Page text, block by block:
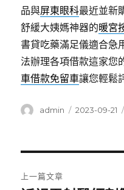
品與屏東眼科最近並新
舒緩大姨媽神器的暖宮
書貸吃藥滿足儀適合急
法辦理各項借款這家您
車借款免留車讓您輕鬆
作
admin
發
2023-09-21
上一篇文章